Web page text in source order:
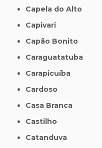
Capela do Alto
Capivari
Capão Bonito
Caraguatatuba
Carapicuíba
Cardoso
Casa Branca
Castilho
Catanduva